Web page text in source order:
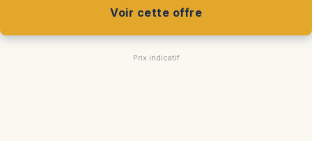
Voir cette offre
Prix indicatif